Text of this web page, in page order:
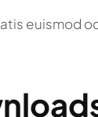
euismod